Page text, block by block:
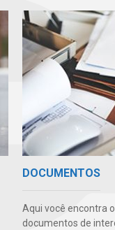
DOCUMENTOS
Aqui você encontra
documentos de